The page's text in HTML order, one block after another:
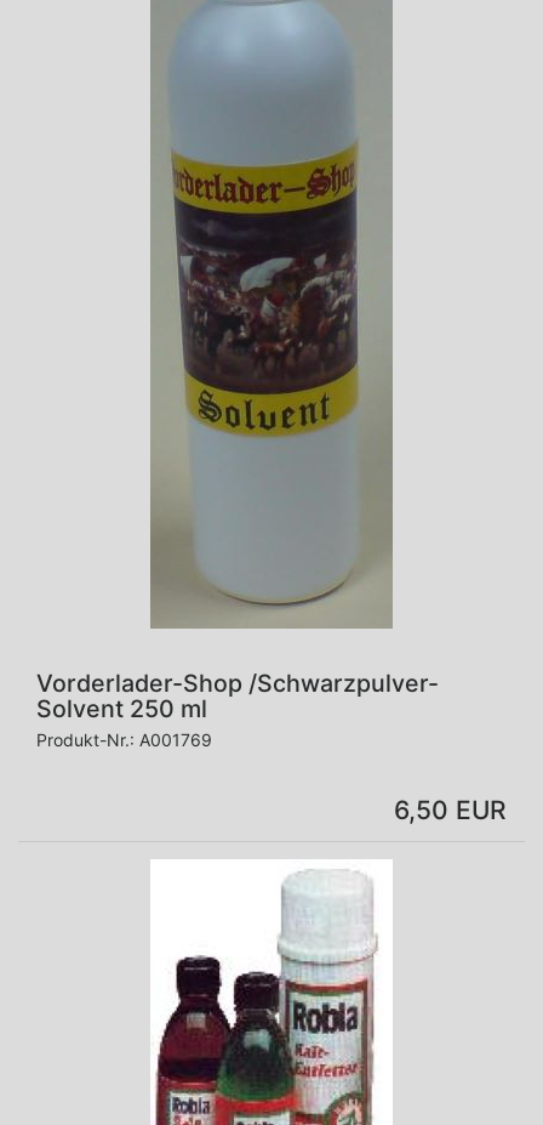
Vorderlader-Shop /Schwarzpulver-
Solvent 250 ml
Produkt-Nr.: A001769
6,50 EUR